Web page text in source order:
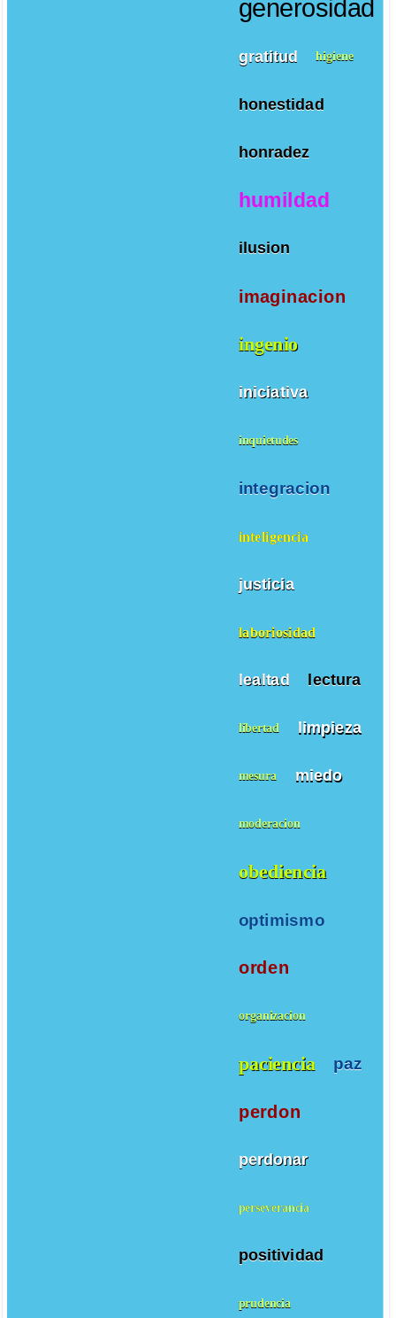
generosidad
gratitud higiene
honestidad
honradez
humildad
ilusion
imaginacion
ingenio
iniciativa
inquietudes
integracion
inteligencia
justicia
laboriosidad
lealtad lectura
libertad limpieza
mesura miedo
moderacion
obediencia
optimismo
orden
organizacion
paciencia paz
perdon
perdonar
perseverancia
positividad
prudencia